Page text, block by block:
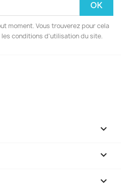
moment. Vous trouverez pour cela
conditions d'utilisation du site.


